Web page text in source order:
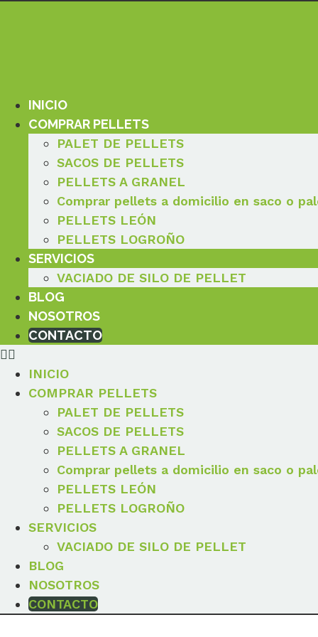
INICIO
COMPRAR PELLETS
PALET DE PELLETS
SACOS DE PELLETS
PELLETS A GRANEL
Comprar pellets a domicilio en saco o
PELLETS LEÓN
PELLETS LOGROÑO
SERVICIOS
VACIADO DE SILO DE PELLET
BLOG
NOSOTROS
CONTACTO
INICIO
COMPRAR PELLETS
PALET DE PELLETS
SACOS DE PELLETS
PELLETS A GRANEL
Comprar pellets a domicilio en saco o
PELLETS LEÓN
PELLETS LOGROÑO
SERVICIOS
VACIADO DE SILO DE PELLET
BLOG
NOSOTROS
CONTACTO